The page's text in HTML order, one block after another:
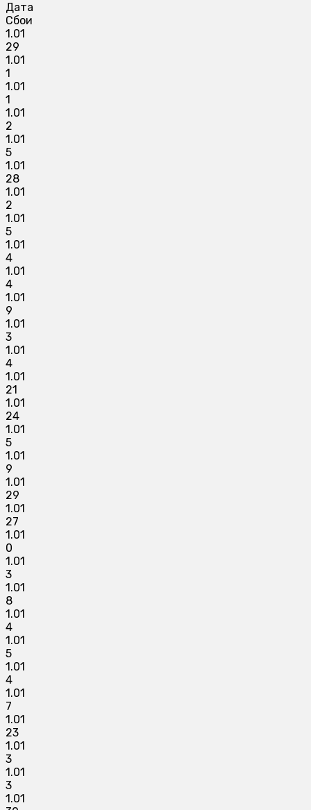
Дата
Сбои
1.01
29
1.01
1
1.01
1
1.01
2
1.01
5
1.01
28
1.01
2
1.01
5
1.01
4
1.01
4
1.01
9
1.01
3
1.01
4
1.01
21
1.01
24
1.01
5
1.01
9
1.01
29
1.01
27
1.01
0
1.01
3
1.01
8
1.01
4
1.01
5
1.01
4
1.01
7
1.01
23
1.01
3
1.01
3
1.01